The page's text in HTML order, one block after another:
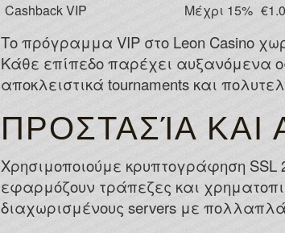
Cashback VIP
Μέχρι 15%
Το πρόγραμμα VIP στο Leon Casino
Κάθε επίπεδο παρέχει αυξανόμενα
αποκλειστικά tournaments και
ΠΡΟΣΤΑΣΊΑ ΚΑΙ
Χρησιμοποιούμε κρυπτογράφηση SSL
εφαρμόζουν τράπεζες και
διαχωρισμένους servers με